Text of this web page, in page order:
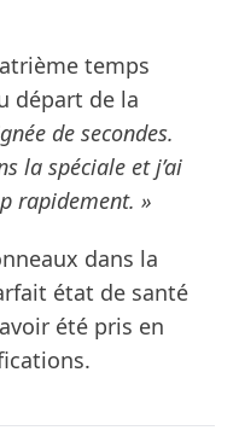
temps
départ de la
de secondes.
la spéciale et j’ai
rapidement. »
dans la
état de santé
été pris en